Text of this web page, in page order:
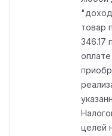
товар
346.17
целей